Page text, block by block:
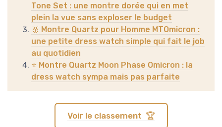
Tone Set : une montre dorée qui en met
plein la vue sans exploser le budget
🥉 Montre Quartz pour Homme MTOmicron :
une petite dress watch simple qui fait le job
au quotidien
⭐ Montre Quartz Moon Phase Omicron : la
dress watch sympa mais pas parfaite
Voir le classement 🏆